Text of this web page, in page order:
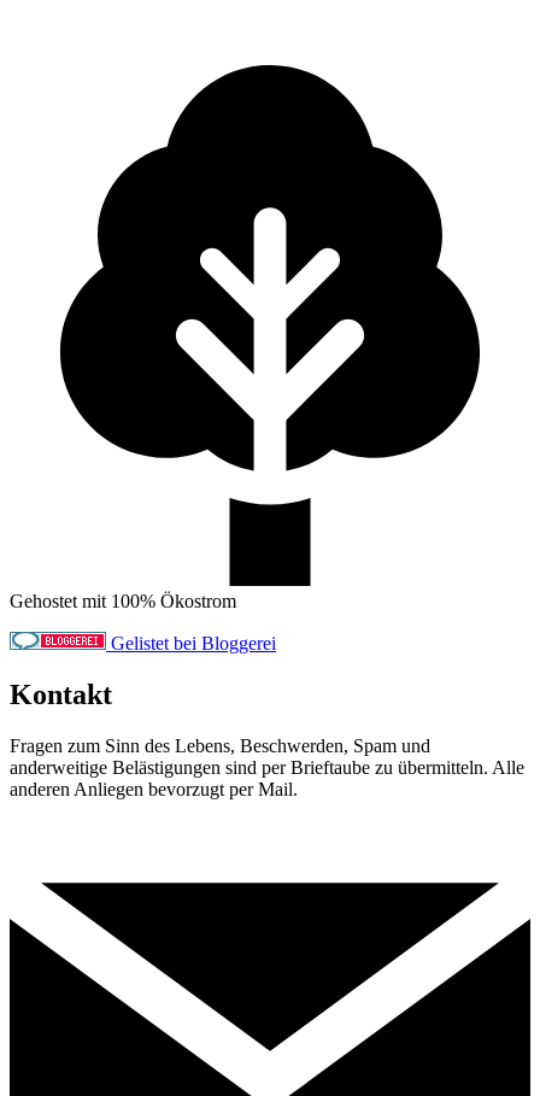
Gehostet mit 100% Ökostrom
Gelistet bei Bloggerei
Kontakt
Fragen zum Sinn des Lebens, Beschwerden, Spam und
anderweitige Belästigungen sind per Brieftaube zu übermitteln. Alle
anderen Anliegen bevorzugt per Mail.